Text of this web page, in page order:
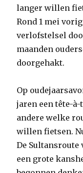
langer willen
Rond 1 mei
verlofstelsel
maanden
doorgehakt.
Op
jaren een tête-
andere welke
willen fietsen.
De Sultansroute
een grote